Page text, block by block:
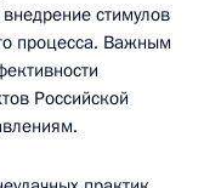
стимулов
процесса. Важным
Российской